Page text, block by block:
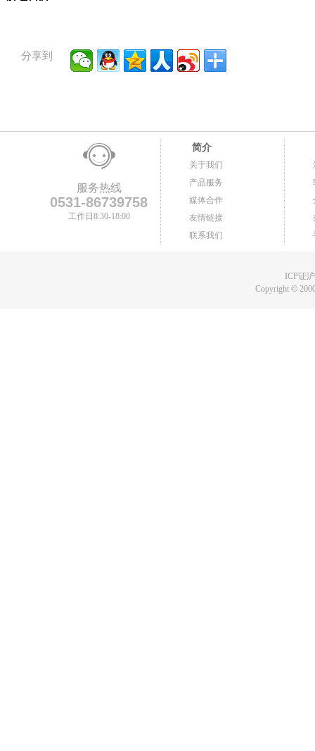
分享到
服务热线
0531-86739758
工作日8:30-18:00
简介
关于我们
产品服务
媒体合作
友情链接
联系我们
ICP证
Copyright©